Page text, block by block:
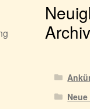
Archiv